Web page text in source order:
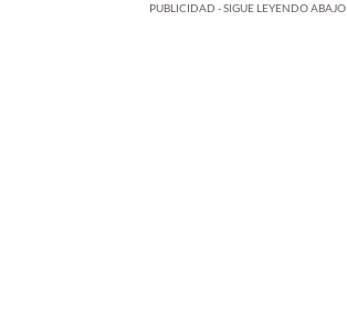
PUBLICIDAD - SIGUE LEYENDO ABAJO